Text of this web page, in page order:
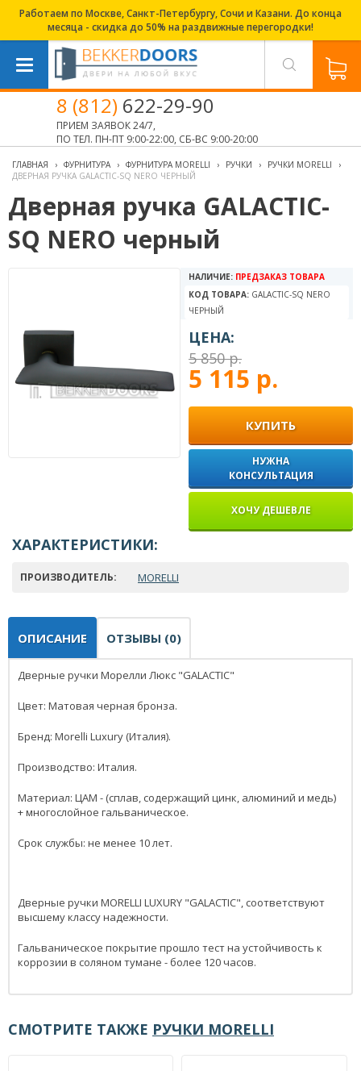
Работаем по Москве, Санкт-Петербургу, Сочи и Казани. До конца
месяца - скидка до 50% на раздвижные перегородки!
8 (812) 622-29-90
ПРИЕМ ЗАЯВОК 24/7,
ПО ТЕЛ. ПН-ПТ 9:00-22:00, СБ-ВС 9:00-20:00
ГЛАВНАЯ › ФУРНИТУРА › ФУРНИТУРА MORELLI › РУЧКИ › РУЧКИ MORELLI
›
ДВЕРНАЯ РУЧКА GALACTIC-SQ NERO ЧЕРНЫЙ
Дверная ручка GALACTIC-
SQ NERO черный
НАЛИЧИЕ: ПРЕДЗАКАЗ ТОВАРА
КОД ТОВАРА: GALACTIC-SQ NERO
ЧЕРНЫЙ
ЦЕНА:
5 850 р.
5 115 р.
КУПИТЬ
НУЖНА
КОНСУЛЬТАЦИЯ
ХОЧУ ДЕШЕВЛЕ
ХАРАКТЕРИСТИКИ:
ПРОИЗВОДИТЕЛЬ: MORELLI
ОПИСАНИЕ ОТЗЫВЫ (0)
Дверные ручки Морелли Люкс "GALACTIC"
Цвет: Матовая черная бронза.
Бренд: Morelli Luxury (Италия).
Производство: Италия.
Материал: ЦАМ - (сплав, содержащий цинк, алюминий и медь)
+ многослойное гальваническое.
Срок службы: не менее 10 лет.
Дверные ручки MORELLI LUXURY "GALACTIC", соответствуют
высшему классу надежности.
Гальваническое покрытие прошло тест на устойчивость к
коррозии в соляном тумане - более 120 часов.
СМОТРИТЕ ТАКЖЕ РУЧКИ MORELLI